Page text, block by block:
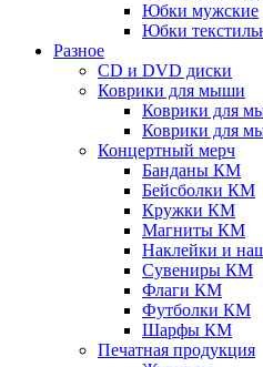
Юбки мужские
Юбки
Разное
CD и DVD диски
Коврики для мыши
Коврики для
Коврики для
Концертный мерч
Банданы КМ
Бейсболки КМ
Кружки КМ
Магниты КМ
Наклейки и
Сувениры КМ
Флаги КМ
Футболки КМ
Шарфы КМ
Печатная продукция